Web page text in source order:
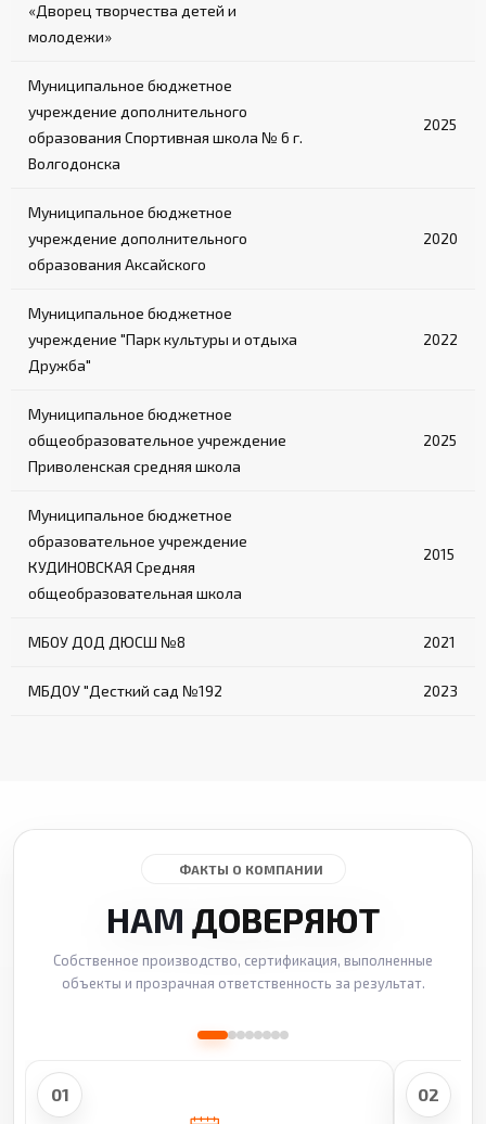
«Дворец творчества детей и
молодежи»
Муниципальное бюджетное
учреждение дополнительного
образования Спортивная школа № 6 г.
Волгодонска
2025
Муниципальное бюджетное
учреждение дополнительного
образования Аксайского
2020
Муниципальное бюджетное
учреждение "Парк культуры и отдыха
Дружба"
2022
Муниципальное бюджетное
общеобразовательное учреждение
Приволенская средняя школа
2025
Муниципальное бюджетное
образовательное учреждение
КУДИНОВСКАЯ Средняя
общеобразовательная школа
2015
МБОУ ДОД ДЮСШ №8 2021
МБДОУ "Десткий сад №192 2023
ФАКТЫ О КОМПАНИИ
НАМ ДОВЕРЯЮТ
Собственное производство, сертификация, выполненные
объекты и прозрачная ответственность за результат.
01 02